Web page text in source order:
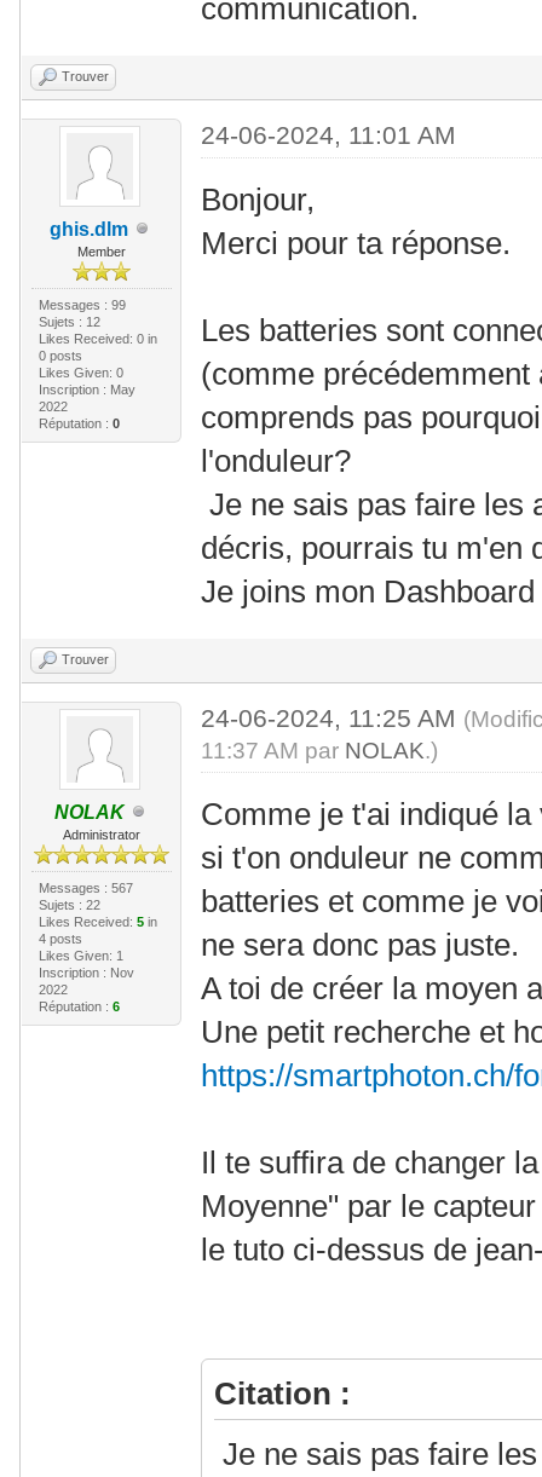
communication.
Trouver
ghis.dlm
Member
Messages : 99
Sujets : 12
Likes Received: 0in
0 posts
Likes Given: 0
Inscription : May
2022
Réputation : 0
24-06-2024, 11:01 AM
Bonjour,
Merci pour ta réponse.
Les batteries sont
(comme
comprends pas
l'onduleur?
Je ne sais pas faire les
décris, pourrais tu m'en
Je joins mon Dashboard
Trouver
NOLAK
Administrator
Messages : 567
Sujets : 22
Likes Received: 5in
4 posts
Likes Given: 1
Inscription : Nov
2022
Réputation : 6
24-06-2024, 11:25 AM
11:37 AM par NOLAK.)
Comme je t'ai indiqué
si t'on onduleur ne
batteries et comme je
ne sera donc pas juste.
A toi de créer la moyen
Une petit recherche et
https://smartphoton.ch/
Il te suffira de changer
Moyenne" par le
le tuto ci-dessus de
Citation :
Je ne sais pas faire